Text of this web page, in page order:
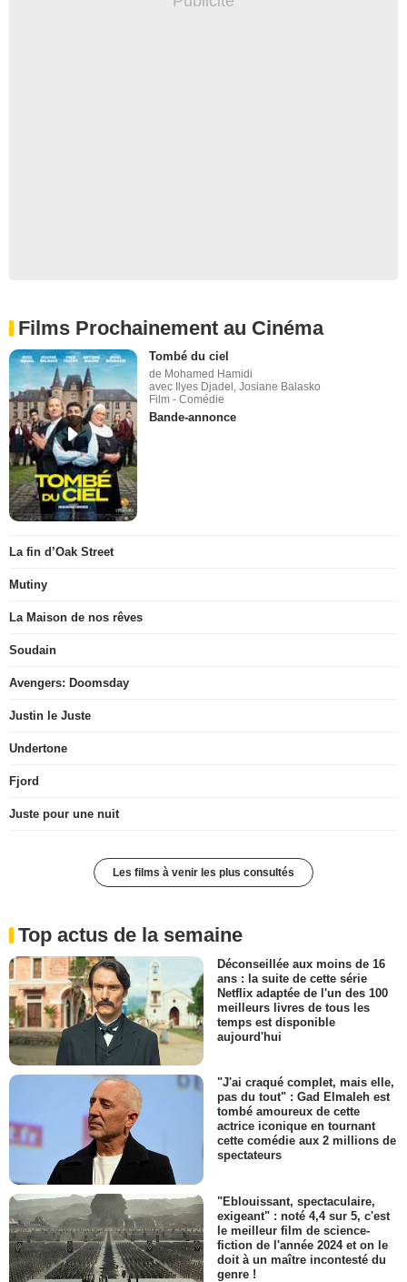
Films Prochainement au Cinéma
Tombé du ciel
de Mohamed Hamidi
avec Ilyes Djadel, Josiane Balasko
Film - Comédie
Bande-annonce
La fin d’Oak Street
Mutiny
La Maison de nos rêves
Soudain
Avengers: Doomsday
Justin le Juste
Undertone
Fjord
Juste pour une nuit
Les films à venir les plus consultés
Top actus de la semaine
Déconseillée aux moins de 16
ans : la suite de cette série
Netflix adaptée de l'un des 100
meilleurs livres de tous les
temps est disponible
aujourd'hui
"J'ai craqué complet, mais elle,
pas du tout" : Gad Elmaleh est
tombé amoureux de cette
actrice iconique en tournant
cette comédie aux 2 millions de
spectateurs
"Eblouissant, spectaculaire,
exigeant" : noté 4,4 sur 5, c'est
le meilleur film de science-
fiction de l'année 2024 et on le
doit à un maître incontesté du
genre !